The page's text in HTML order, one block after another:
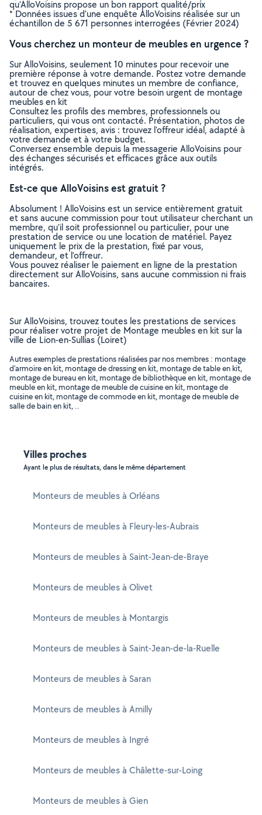
qu’AlloVoisins propose un bon rapport qualité/prix
* Données issues d’une enquête AlloVoisins réalisée sur un
échantillon de 5 671 personnes interrogées (Février 2024)
Vous cherchez un monteur de meubles en urgence ?
Sur AlloVoisins, seulement 10 minutes pour recevoir une
première réponse à votre demande. Postez votre demande
et trouvez en quelques minutes un membre de confiance,
autour de chez vous, pour votre besoin urgent de montage
meubles en kit
Consultez les profils des membres, professionnels ou
particuliers, qui vous ont contacté. Présentation, photos de
réalisation, expertises, avis : trouvez l'offreur idéal, adapté à
votre demande et à votre budget.
Conversez ensemble depuis la messagerie AlloVoisins pour
des échanges sécurisés et efficaces grâce aux outils
intégrés.
Est-ce que AlloVoisins est gratuit ?
Absolument ! AlloVoisins est un service entièrement gratuit
et sans aucune commission pour tout utilisateur cherchant un
membre, qu’il soit professionnel ou particulier, pour une
prestation de service ou une location de matériel. Payez
uniquement le prix de la prestation, fixé par vous,
demandeur, et l’offreur.
Vous pouvez réaliser le paiement en ligne de la prestation
directement sur AlloVoisins, sans aucune commission ni frais
bancaires.
Sur AlloVoisins, trouvez toutes les prestations de services
pour réaliser votre projet de Montage meubles en kit sur la
ville de Lion-en-Sullias (Loiret)
Autres exemples de prestations réalisées par nos membres : montage
d'armoire en kit, montage de dressing en kit, montage de table en kit,
montage de bureau en kit, montage de bibliothèque en kit, montage de
meuble en kit, montage de meuble de cuisine en kit, montage de
cuisine en kit, montage de commode en kit, montage de meuble de
salle de bain en kit, ..
Villes proches
Ayant le plus de résultats, dans le même département
Monteurs de meubles à Orléans
Monteurs de meubles à Fleury-les-Aubrais
Monteurs de meubles à Saint-Jean-de-Braye
Monteurs de meubles à Olivet
Monteurs de meubles à Montargis
Monteurs de meubles à Saint-Jean-de-la-Ruelle
Monteurs de meubles à Saran
Monteurs de meubles à Amilly
Monteurs de meubles à Ingré
Monteurs de meubles à Châlette-sur-Loing
Monteurs de meubles à Gien